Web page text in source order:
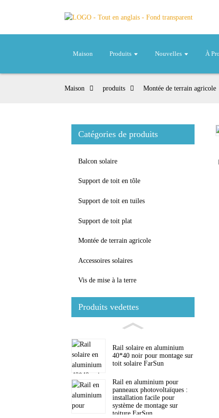
Maison Produits Nouvelles À
Maison produits Montée de terrain agricole
Catégories de produits
Balcon solaire
Support de toit en tôle
Support de toit en tuiles
Support de toit plat
Montée de terrain agricole
Accessoires solaires
Vis de mise à la terre
Produits vedettes
Rail solaire en aluminium
40*40 noir pour montage sur
toit solaire FarSun
Rail en aluminium pour
panneaux photovoltaïques :
installation facile pour
système de montage sur
toiture FarSun
Loading...
Loading...